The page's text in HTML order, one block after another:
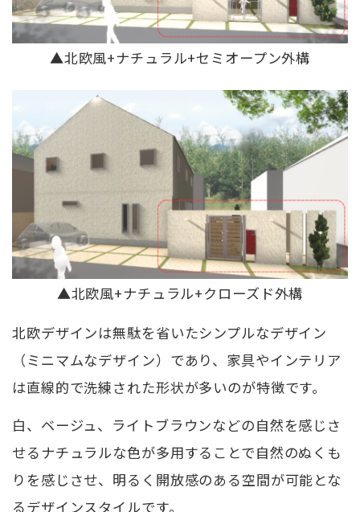
▲北欧風+ナチュラル+セミオープン外構
▲北欧風+ナチュラル+クローズド外構
北欧デザインは無駄を省いたシンプルなデザイン
（ミニマムなデザイン）であり、家具やインテリア
は直線的で洗練された形状が多いのが特徴です。
白、ベージュ、ライトブラウンなどの自然を感じさ
せるナチュラルな色が多用することで自然のぬくも
りを感じさせ、明るく開放感のある空間が可能とな
るデザインスタイルです。